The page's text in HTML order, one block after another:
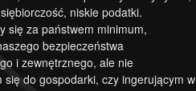
niskie podatki.
się za państwem minimum,
bezpieczeństwa
i zewnętrznego, ale nie
się do gospodarki, czy ingerującym w